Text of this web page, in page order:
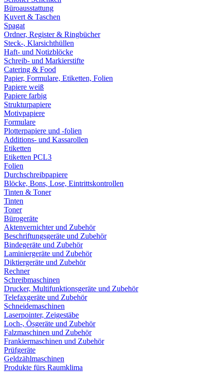
Büroausstattung
Kuvert & Taschen
Spagat
Ordner, Register & Ringbücher
Steck-, Klarsichthüllen
Haft- und Notizblöcke
Schreib- und Markierstifte
Catering & Food
Papier, Formulare, Etiketten, Folien
Papiere weiß
Papiere farbig
Strukturpapiere
Motivpapiere
Formulare
Plotterpapiere und -folien
Additions- und Kassarollen
Etiketten
Etiketten PCL3
Folien
Durchschreibpapiere
Blöcke, Bons, Lose, Eintrittskontrollen
Tinten & Toner
Tinten
Toner
Bürogeräte
Aktenvernichter und Zubehör
Beschriftungsgeräte und Zubehör
Bindegeräte und Zubehör
Laminiergeräte und Zubehör
Diktiergeräte und Zubehör
Rechner
Schreibmaschinen
Drucker, Multifunktionsgeräte und Zubehör
Telefaxgeräte und Zubehör
Schneidemaschinen
Laserpointer, Zeigestäbe
Loch-, Ösgeräte und Zubehör
Falzmaschinen und Zubehör
Frankiermaschinen und Zubehör
Prüfgeräte
Geldzählmaschinen
Produkte fürs Raumklima